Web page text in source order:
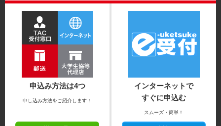
申込み方法は4つ
申し込み方法をご紹介します！
インターネットで
すぐに申込む
スムーズ・簡単！